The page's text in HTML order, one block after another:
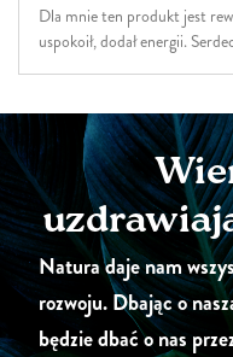
Dla mnie ten produkt jest
uspokoił, dodał energii.
Natura daje nam
rozwoju. Dbając o
będzie dbać o nas